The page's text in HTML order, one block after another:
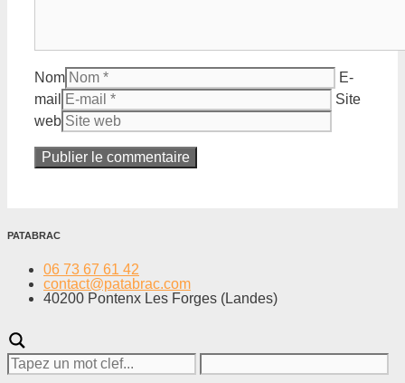
Nom
E-
mail
Site
web
PATABRAC
06 73 67 61 42
contact@patabrac.com
40200 Pontenx Les Forges (Landes)